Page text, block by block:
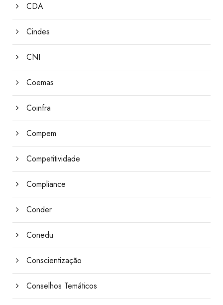
CDA
Cindes
CNI
Coemas
Coinfra
Compem
Competitividade
Compliance
Conder
Conedu
Conscientização
Conselhos Temáticos